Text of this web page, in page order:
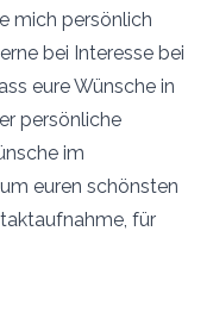
mich persönlich
bei Interesse bei
eure Wünsche in
persönliche
im
euren schönsten
für